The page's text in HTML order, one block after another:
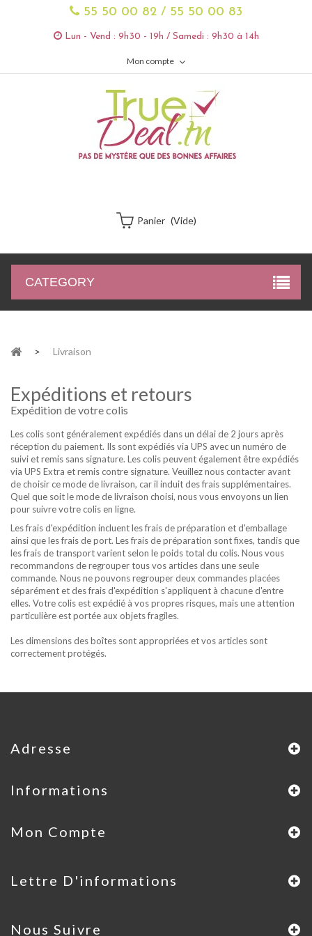
55 50 00 82 / 55 50 00 83
Lun - Vend : 9h30 - 19h / Samedi : 9h30 à 14h
Mon compte
Panier (vide)
CATEGORY
> Livraison
Expéditions et retours
Expédition de votre colis
Les colis sont généralement expédiés dans un délai de 2 jours après
réception du paiement. Ils sont expédiés via UPS avec un numéro de
suivi et remis sans signature. Les colis peuvent également être expédiés
via UPS Extra et remis contre signature. Veuillez nous contacter avant
de choisir ce mode de livraison, car il induit des frais supplémentaires.
Quel que soit le mode de livraison choisi, nous vous envoyons un lien
pour suivre votre colis en ligne.
Les frais d'expédition incluent les frais de préparation et d'emballage
ainsi que les frais de port. Les frais de préparation sont fixes, tandis que
les frais de transport varient selon le poids total du colis. Nous vous
recommandons de regrouper tous vos articles dans une seule
commande. Nous ne pouvons regrouper deux commandes placées
séparément et des frais d'expédition s'appliquent à chacune d'entre
elles. Votre colis est expédié à vos propres risques, mais une attention
particulière est portée aux objets fragiles.
Les dimensions des boîtes sont appropriées et vos articles sont
correctement protégés.
Adresse
Informations
Mon Compte
Lettre D'informations
Nous Suivre